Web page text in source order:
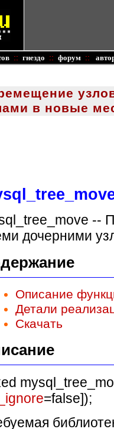
:: гнездо :: форум ::
в новые
--
дочерними
Описание
Детали
Скачать
=false]);